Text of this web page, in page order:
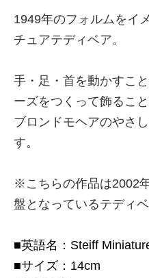
1949年のフォルムをイ
チュアテディベア。
手・足・首を動かすこ
ーズをつくって飾ること
ブロンドモヘアのやさ
す。
※こちらの作品は2002
盤となっているテディベ
■英語名：Steiff
■サイズ：14cm